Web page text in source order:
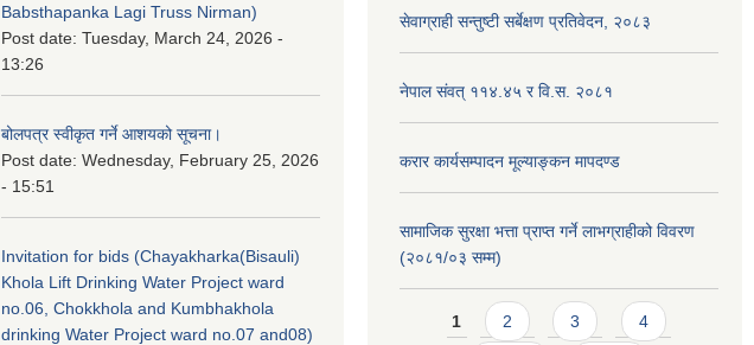
Babsthapanka Lagi Truss Nirman)
Post date: Tuesday, March 24, 2026 -
13:26
बोलपत्र स्वीकृत गर्ने आशयको सूचना।
Post date: Wednesday, February 25, 2026
- 15:51
Invitation for bids (Chayakharka(Bisauli)
Khola Lift Drinking Water Project ward
no.06, Chokkhola and Kumbhakhola
drinking Water Project ward no.07 and08)
सेवाग्राही सन्तुष्टी सर्बेक्षण प्रतिवेदन, २०८३
नेपाल संवत् ११४.४५ र वि.स. २०८१
करार कार्यसम्पादन मूल्याङ्कन मापदण्ड
सामाजिक सुरक्षा भत्ता प्राप्त गर्ने लाभग्राहीको विवरण
(२०८१/०३ सम्म)
Pages
1 2 3 4